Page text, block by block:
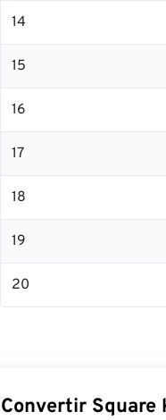
14
15
16
17
18
19
20
Convertir Square